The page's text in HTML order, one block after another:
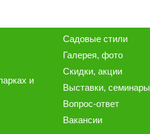
и
Садовые стили
Галерея, фото
Скидки, акции
Выставки, семинары
Вопрос-ответ
Вакансии